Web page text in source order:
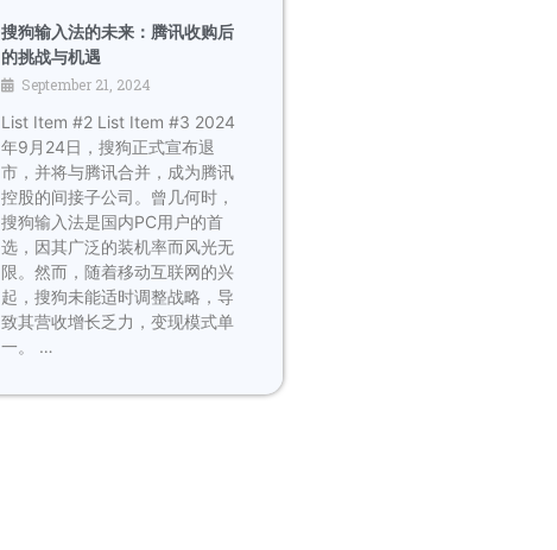
搜狗输入法的未来：腾讯收购后
的挑战与机遇
September 21, 2024
List Item #2 List Item #3 2024
年9月24日，搜狗正式宣布退
市，并将与腾讯合并，成为腾讯
控股的间接子公司。曾几何时，
搜狗输入法是国内PC用户的首
选，因其广泛的装机率而风光无
限。然而，随着移动互联网的兴
起，搜狗未能适时调整战略，导
致其营收增长乏力，变现模式单
一。 …